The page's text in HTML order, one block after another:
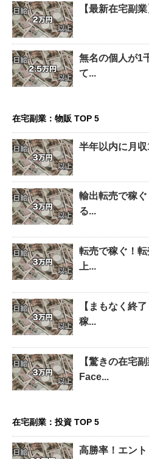
【最新在宅副
無名の個人が1
て...
在宅副業：物販 TOP 5
半年以内に月
輸出転売で稼
る...
転売で稼ぐ！
上...
【まもなく終
稼...
【驚きの在宅
Face...
在宅副業：投資 TOP 5
高勝率！エン